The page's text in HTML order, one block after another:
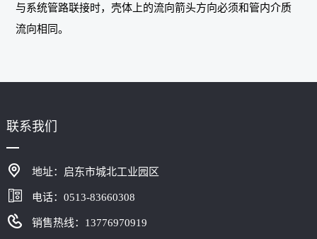
与系统管路联接时，壳体上的流向箭头方向必须和管内介质
流向相同。
联系我们
地址：启东市城北工业园区
电话：0513-83660308
销售热线：13776970919